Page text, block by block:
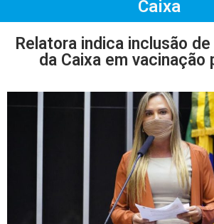
Caixa
Relatora indica inclusão
da Caixa em vacinação